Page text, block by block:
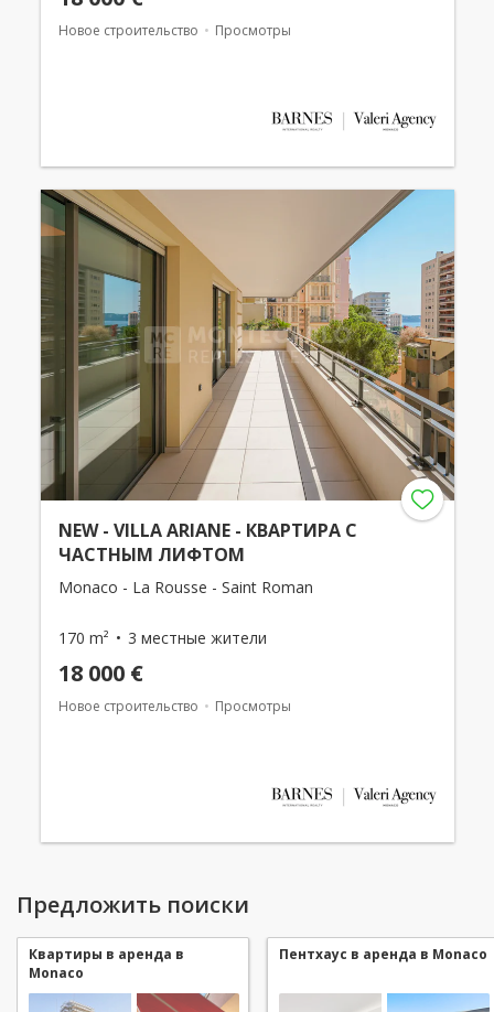
Новое строительство Просмотры
NEW - VILLA ARIANE - КВАРТИРА С
ЧАСТНЫМ ЛИФТОМ
Monaco - La Rousse - Saint Roman
170 m² 3 местные жители
18 000 €
Новое строительство Просмотры
Предложить поиски
Квартиры в аренда в
Monaco
Пентхаус в аренда в Monaco